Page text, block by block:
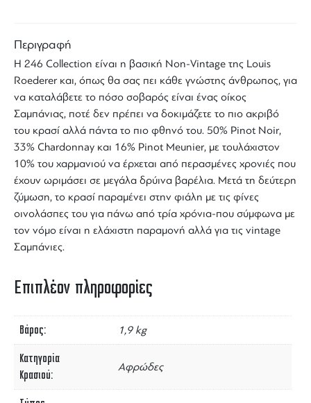
Περιγραφή
Η 246 Collection είναι η βασική Non-Vintage της Louis
Roedererκαι, όπως θα σας πει κάθε γνώστης άνθρωπος, για
να καταλάβετε το πόσο σοβαρός είναι ένας οίκος
Σαμπάνιας, ποτέ δεν πρέπει να δοκιμάζετε το πιο ακριβό
του κρασί αλλά πάντα το πιο φθηνό του. 50% Pinot Noir,
33% Chardonnay και 16% Pinot Meunier, με τουλάχιστον
10% του χαρμανιού να έρχεται από περασμένες χρονιές που
έχουν ωριμάσει σε μεγάλα δρύινα βαρέλια. Μετά τη δεύτερη
ζύμωση, το κρασί παραμένει στην φιάλη με τις φίνες
οινολάσπες του για πάνω από τρία χρόνια-που σύμφωνα με
τον νόμο είναι η ελάχιστη παραμονή αλλά για τις vintage
Σαμπάνιες.
Επιπλέον πληροφορίες
Βάρος 1,9 kg
Κατηγορία
Κρασιού
Αφρώδες